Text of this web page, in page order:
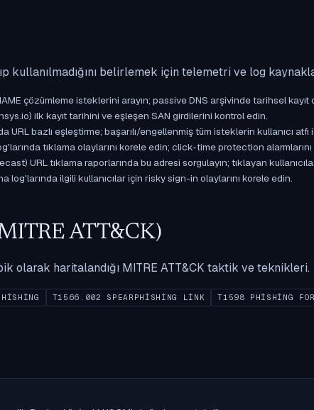
kullanılmadığını belirlemek için telemetri ve log
çözümleme isteklerini arayın; passive DNS arşivinde tarihsel kayıt
ilk kayıt tarihini ve eşleşen SAN girdilerini kontrol edin.
bazlı eşleştirme; başarılı/engellenmiş tüm isteklerin kullanıcı atfı
tıklama olaylarını korele edin; click-time protection
URL tıklama raporlarında bu adresi sorgulayın; tıklayan
log'larında ilgili kullanıcılar için risky sign-in olaylarını korele edin.
ATT&CK)
olarak haritalandığı MITRE ATT&CK taktik ve teknikleri.
T1566.002 SPEARPHISHING LINK T1598 PHISHING